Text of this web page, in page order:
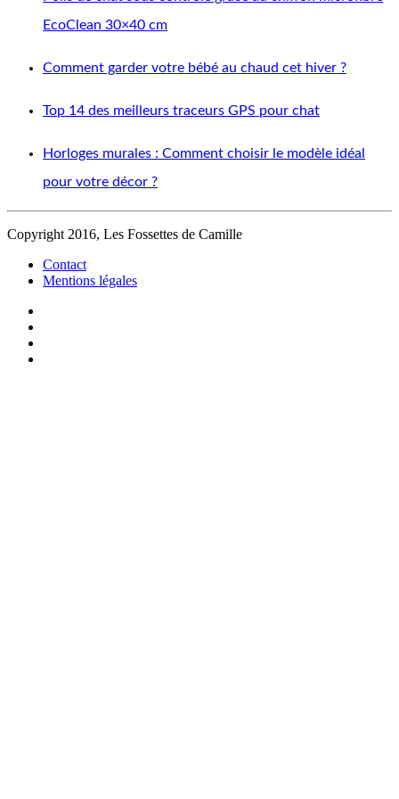
EcoClean 30×40 cm
Comment garder votre bébé au chaud cet hiver ?
Top 14 des meilleurs traceurs GPS pour chat
Horloges murales : Comment choisir le modèle idéal
pour votre décor ?
Copyright 2016, Les Fossettes de Camille
Contact
Mentions légales